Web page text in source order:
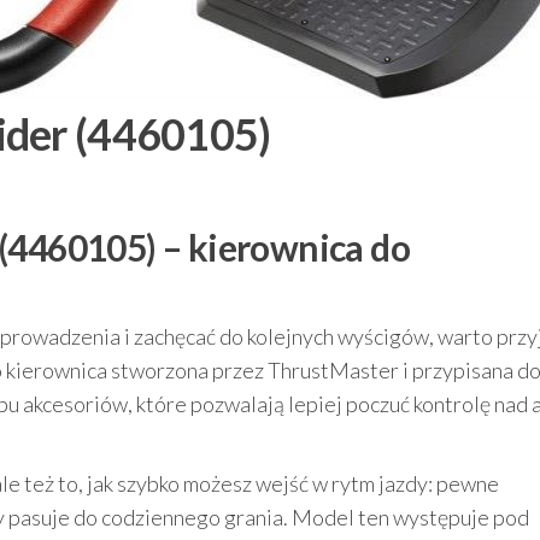
(4460105)
– kierownica do
i zachęcać do kolejnych wyścigów, warto
kierownica stworzona przez ThrustMaster i przypisana do
akcesoriów, które pozwalają lepiej poczuć kontrolę nad
też to, jak szybko możesz wejść w rytm jazdy: pewne
do codziennego grania. Model ten występuje pod